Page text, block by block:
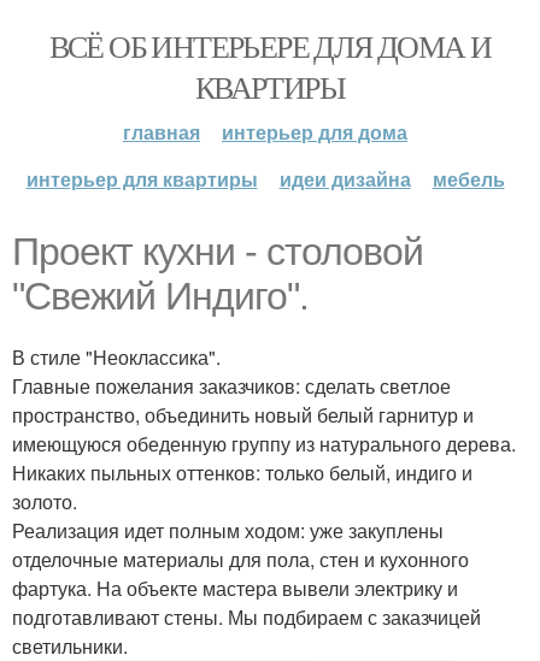
ВСЁ ОБ ИНТЕРЬЕРЕ ДЛЯ ДОМА И
КВАРТИРЫ
главная
интерьер для дома
интерьер для квартиры
идеи дизайна мебель
Проект кухни - столовой
"Свежий Индиго".
В стиле "Неоклассика".
Главные пожелания заказчиков: сделать светлое
пространство, объединить новый белый гарнитур и
имеющуюся обеденную группу из натурального дерева.
Никаких пыльных оттенков: только белый, индиго и
золото.
Реализация идет полным ходом: уже закуплены
отделочные материалы для пола, стен и кухонного
фартука. На объекте мастера вывели электрику и
подготавливают стены. Мы подбираем с заказчицей
светильники.